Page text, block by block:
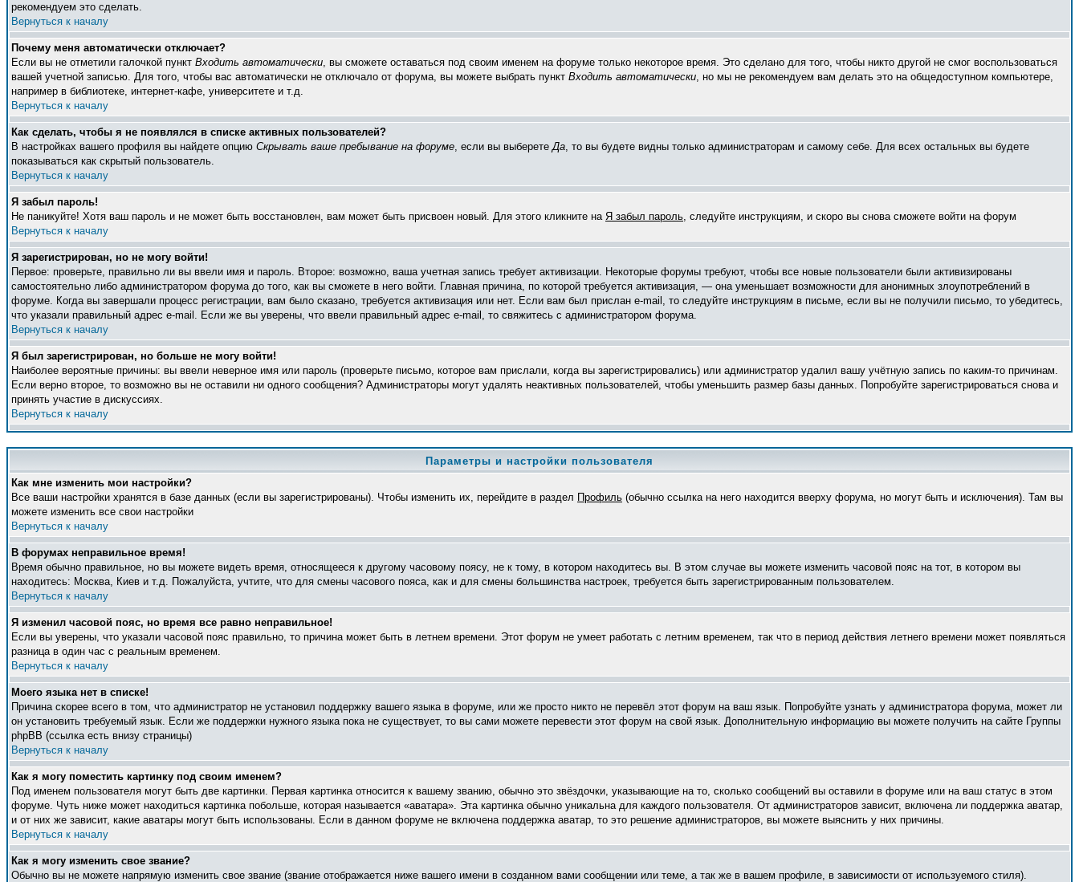
рекомендуем это сделать.
Вернуться к началу
Почему меня автоматически отключает?
Если вы не отметили галочкой пункт Входить автоматически, вы сможете оставаться под своим именем на форуме только некоторое время. Это сделано для того, чтобы никто другой не смог воспользоваться
вашей учетной записью. Для того, чтобы вас автоматически не отключало от форума, вы можете выбрать пункт Входить автоматически, но мы не рекомендуем вам делать это на общедоступном компьютере,
например в библиотеке, интернет-кафе, университете и т.д.
Вернуться к началу
Как сделать, чтобы я не появлялся в списке активных пользователей?
В настройках вашего профиля вы найдете опцию Скрывать ваше пребывание на форуме, если вы выберетеДа, то вы будете видны только администраторам и самому себе. Для всех остальных вы будете
показываться как скрытый пользователь.
Вернуться к началу
Я забыл пароль!
Не паникуйте! Хотя ваш пароль и не может быть восстановлен, вам может быть присвоен новый. Для этого кликните на Я забыл пароль, следуйте инструкциям, и скоро вы снова сможете войти на форум
Вернуться к началу
Я зарегистрирован, но не могу войти!
Первое: проверьте, правильно ли вы ввели имя и пароль. Второе: возможно, ваша учетная запись требует активизации. Некоторые форумы требуют, чтобы все новые пользователи были активизированы
самостоятельно либо администратором форума до того, как вы сможете в него войти. Главная причина, по которой требуется активизация, — она уменьшает возможности для анонимных злоупотреблений в
форуме. Когда вы завершали процесс регистрации, вам было сказано, требуется активизация или нет. Если вам был прислан e-mail, то следуйте инструкциям в письме, если вы не получили письмо, то убедитесь,
что указали правильный адрес e-mail. Если же вы уверены, что ввели правильный адрес e-mail, то свяжитесь с администратором форума.
Вернуться к началу
Я был зарегистрирован, но больше не могу войти!
Наиболее вероятные причины: вы ввели неверное имя или пароль (проверьте письмо, которое вам прислали, когда вы зарегистрировались) или администратор удалил вашу учётную запись по каким-то причинам.
Если верно второе, то возможно вы не оставили ни одного сообщения? Администраторы могут удалять неактивных пользователей, чтобы уменьшить размер базы данных. Попробуйте зарегистрироваться снова и
принять участие в дискуссиях.
Вернуться к началу
Параметры и настройки пользователя
Как мне изменить мои настройки?
Все ваши настройки хранятся в базе данных (если вы зарегистрированы). Чтобы изменить их, перейдите в раздел Профиль (обычно ссылка на него находится вверху форума, но могут быть и исключения). Там вы
можете изменить все свои настройки
Вернуться к началу
В форумах неправильное время!
Время обычно правильное, но вы можете видеть время, относящееся к другому часовому поясу, не к тому, в котором находитесь вы. В этом случае вы можете изменить часовой пояс на тот, в котором вы
находитесь: Москва, Киев и т.д. Пожалуйста, учтите, что для смены часового пояса, как и для смены большинства настроек, требуется быть зарегистрированным пользователем.
Вернуться к началу
Я изменил часовой пояс, но время все равно неправильное!
Если вы уверены, что указали часовой пояс правильно, то причина может быть в летнем времени. Этот форум не умеет работать с летним временем, так что в период действия летнего времени может появляться
разница в один час с реальным временем.
Вернуться к началу
Моего языка нет в списке!
Причина скорее всего в том, что администратор не установил поддержку вашего языка в форуме, или же просто никто не перевёл этот форум на ваш язык. Попробуйте узнать у администратора форума, может ли
он установить требуемый язык. Если же поддержки нужного языка пока не существует, то вы сами можете перевести этот форум на свой язык. Дополнительную информацию вы можете получить на сайте Группы
phpBB (ссылка есть внизу страницы)
Вернуться к началу
Как я могу поместить картинку под своим именем?
Под именем пользователя могут быть две картинки. Первая картинка относится к вашему званию, обычно это звёздочки, указывающие на то, сколько сообщений вы оставили в форуме или на ваш статус в этом
форуме. Чуть ниже может находиться картинка побольше, которая называется «аватара». Эта картинка обычно уникальна для каждого пользователя. От администраторов зависит, включена ли поддержка аватар,
и от них же зависит, какие аватары могут быть использованы. Если в данном форуме не включена поддержка аватар, то это решение администраторов, вы можете выяснить у них причины.
Вернуться к началу
Как я могу изменить свое звание?
Обычно вы не можете напрямую изменить свое звание (звание отображается ниже вашего имени в созданном вами сообщении или теме, а так же в вашем профиле, в зависимости от используемого стиля).